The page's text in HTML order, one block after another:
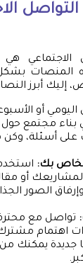
الاجتماعي هي
المنصات
إليك أبرز
اليومي أو
بناء مجتمع
على أسئلة، وكن
بك:
لمشاريعك أو
الصور
تواصل مع
اهتمام
جديدة يمكنك